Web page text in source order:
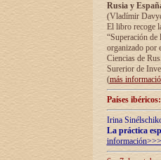
Rusia y
(Vladímir
El libro recoge
“Superación
organizado por
Ciencias de
Surerior de
(más
Países
Irina
La práctica
información>>>